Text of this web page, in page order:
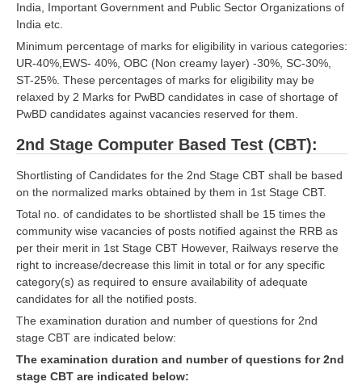
India, Important Government and Public Sector Organizations of
India etc.
Minimum percentage of marks for eligibility in various categories:
UR-40%,EWS- 40%, OBC (Non creamy layer) -30%, SC-30%,
ST-25%. These percentages of marks for eligibility may be
relaxed by 2 Marks for PwBD candidates in case of shortage of
PwBD candidates against vacancies reserved for them.
2nd Stage Computer Based Test (CBT):
Shortlisting of Candidates for the 2nd Stage CBT shall be based
on the normalized marks obtained by them in 1st Stage CBT.
Total no. of candidates to be shortlisted shall be 15 times the
community wise vacancies of posts notified against the RRB as
per their merit in 1st Stage CBT However, Railways reserve the
right to increase/decrease this limit in total or for any specific
category(s) as required to ensure availability of adequate
candidates for all the notified posts.
The examination duration and number of questions for 2nd
stage CBT are indicated below:
The examination duration and number of questions for 2nd
stage CBT are indicated below: